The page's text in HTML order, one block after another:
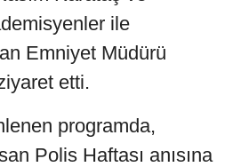
ile
Emniyet Müdürü
etti.
programda,
Polis Haftası anısına